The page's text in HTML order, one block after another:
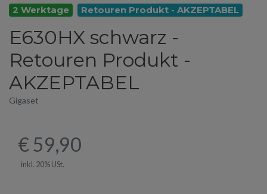
2 Werktage Retouren Produkt - AKZEPTABEL
E630HX schwarz -
Retouren Produkt -
AKZEPTABEL
Gigaset
€ 59,90
inkl. 20% USt.